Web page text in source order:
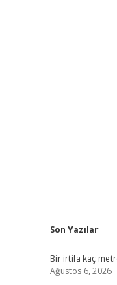
Son Yazılar
Bir irtifa kaç
Ağustos 6, 2026